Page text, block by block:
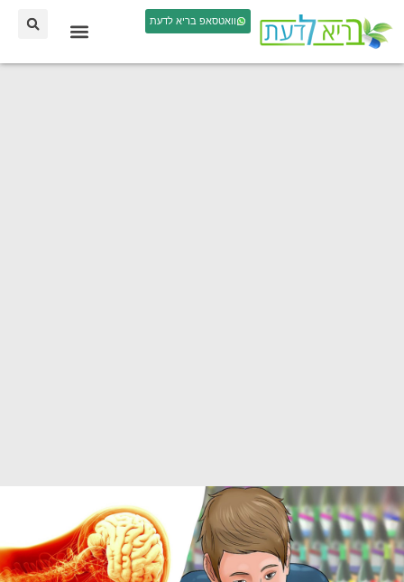
וואטסאפ בריא לדעת